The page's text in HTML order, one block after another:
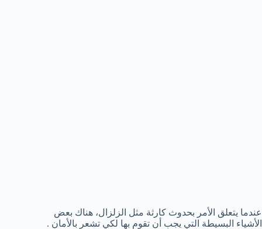
عندما يتعلق الأمر بحدوث كارثة مثل الزلزال، هناك بعض
الأشياء البسيطة التي يجب أن تقوم بها لكي تشعر بالأمان .